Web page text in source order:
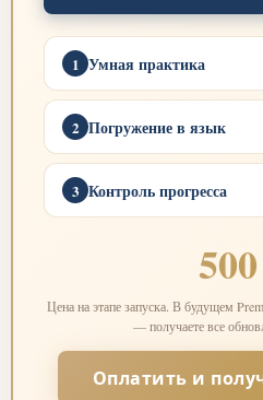
1 Умная практика
2 Погружение в язык
3 Контроль прогресса
Цена на этапе запуска. В будущем
— получаете все
Оплатить и